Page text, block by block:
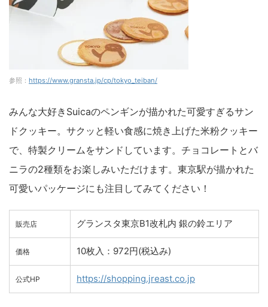
参照： https://www.gransta.jp/cp/tokyo_teiban/
みんな大好きSuicaのペンギンが描かれた可愛すぎるサン
ドクッキー。サクッと軽い食感に焼き上げた米粉クッキー
で、特製クリームをサンドしています。チョコレートとバ
ニラの2種類をお楽しみいただけます。東京駅が描かれた
可愛いパッケージにも注目してみてください！
販売店 グランスタ東京B1改札内 銀の鈴エリア
価格 10枚入：972円(税込み)
公式HP https://shopping.jreast.co.jp